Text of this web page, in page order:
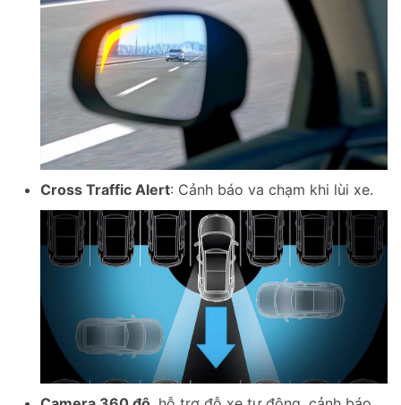
Cross Traffic Alert: Cảnh báo va chạm khi lùi xe.